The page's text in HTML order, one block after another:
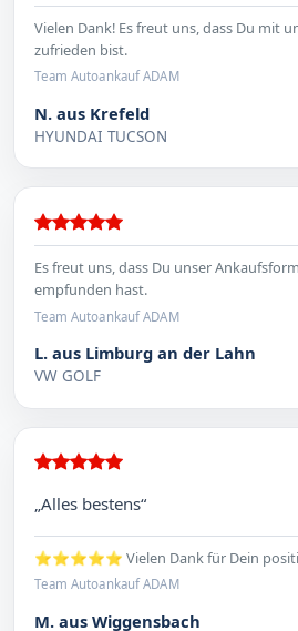
Vielen Dank! Es freut uns, dass Du mit
zufrieden bist.
Team Autoankauf ADAM
N. aus Krefeld
HYUNDAI TUCSON
Es freut uns, dass Du unser
empfunden hast.
Team Autoankauf ADAM
L. aus Limburg an der Lahn
VW GOLF
„Alles bestens“
⭐⭐⭐⭐⭐ Vielen Dank für Dein
Team Autoankauf ADAM
M. aus Wiggensbach